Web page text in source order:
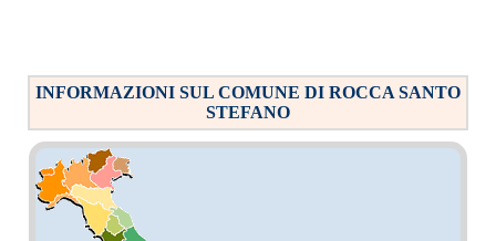
INFORMAZIONI SUL COMUNE DI ROCCA SANTO
STEFANO